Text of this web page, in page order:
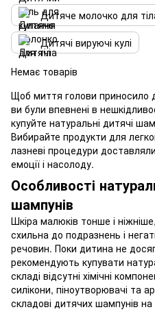
Дитяче молочко для
Дитячі вируючі кулі
Немає товарів
Щоб миття голови приносило
ви були впевнені в
купуйте натуральні дитячі
Вибирайте продукти для
лазневі процедури
емоції і насолоду.
Особливості
шампунів
Шкіра малюків тонше і
схильна до подразнень і
речовин. Поки дитина не
рекомендують купувати
складі відсутні хімічні
силікони, піноутворювачі та
складові дитячих шампунів на